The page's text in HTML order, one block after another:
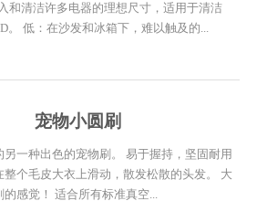
和清洁许多电器的理想尺寸，适用于清洁
。 低：在沙发和冰箱下，难以触及的...
宠物小圆刷
一种出色的宠物刷。 易于握持，坚固耐用
整个毛皮大衣上滑动，散发松散的头发。 大
感觉！ 适合所有标准真空...